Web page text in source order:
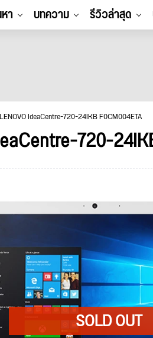
า บทความ รีวิวล่าสุด
LENOVO IdeaCentre-720-24IKB F0CM004ETA
720-